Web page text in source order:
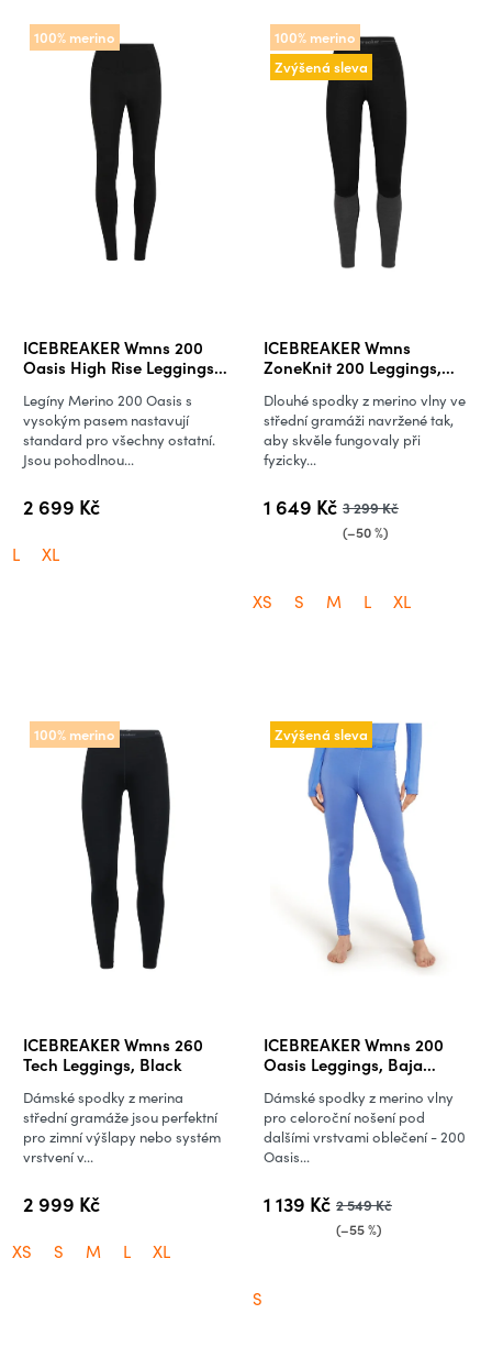
100% merino
ICEBREAKER Wmns 200
Oasis High Rise Leggings,
2 699 Kč
Legíny Merino 200 Oasis s
vysokým pasem nastavují
standard pro všechny ostatní.
Jsou pohodlnou...
L XL
100% merino
Zvýšená sleva
ICEBREAKER Wmns
ZoneKnit 200 Leggings,
1 649 Kč 3 299 Kč
(–50 %)
Dlouhé spodky z merino vlny ve
střední gramáži navržené tak,
aby skvěle fungovaly při
fyzicky...
XS S M L XL
100% merino
ICEBREAKER Wmns 260
Tech Leggings, Black
2 999 Kč
Dámské spodky z merina
střední gramáže jsou perfektní
pro zimní výšlapy nebo systém
vrstvení v...
XS S M L XL
Zvýšená sleva
ICEBREAKER Wmns 200
Oasis Leggings, Baja
1 139 Kč 2 549 Kč
(–55 %)
Dámské spodky z merino vlny
pro celoroční nošení pod
dalšími vrstvami oblečení - 200
Oasis...
S